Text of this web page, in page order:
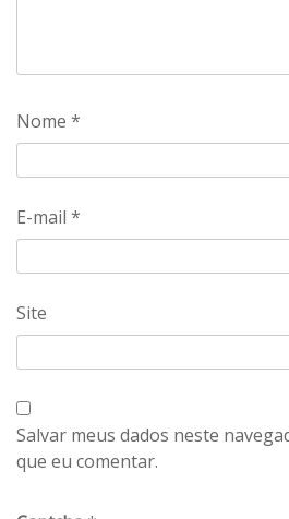
Nome *
E-mail *
Site
Salvar meus dados neste
que eu comentar.